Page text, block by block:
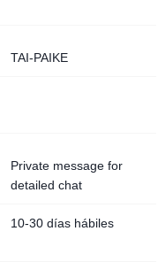
TAI-PAIKE
Private message for
detailed chat
10-30 días hábiles